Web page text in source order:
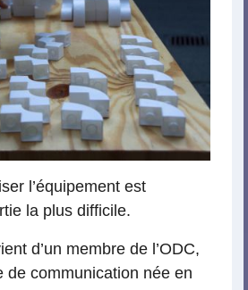
l’équipement est
la plus difficile.
d’un membre de l’ODC,
de communication née en